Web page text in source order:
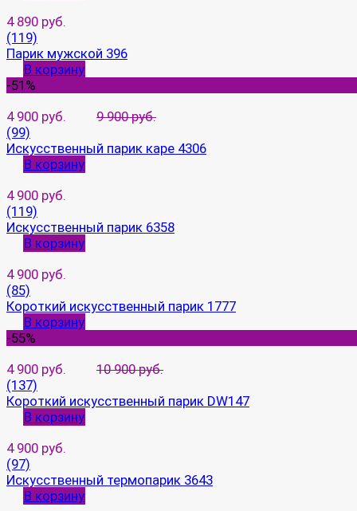
4 890 руб.
(119)
Парик мужской 396
В корзину
-51%
4 900 руб.
9 900 руб.
(99)
Искусственный парик каре 4306
В корзину
4 900 руб.
(119)
Искусственный парик 6358
В корзину
4 900 руб.
(85)
Короткий искусственный парик 1777
В корзину
-55%
4 900 руб.
10 900 руб.
(137)
Короткий искусственный парик DW147
В корзину
4 900 руб.
(97)
Искусственный термопарик 3643
В корзину